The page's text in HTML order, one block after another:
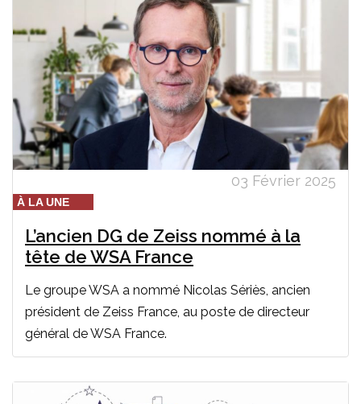
03 Février 2025
À LA UNE
L’ancien DG de Zeiss nommé à la
tête de WSA France
Le groupe WSA a nommé Nicolas Sériès, ancien
président de Zeiss France, au poste de directeur
général de WSA France.